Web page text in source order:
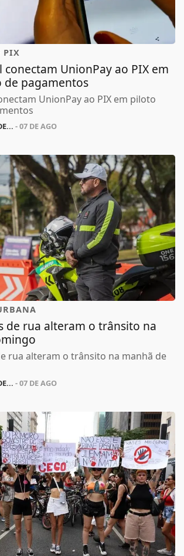
PIX
conectam UnionPay ao PIX em
pagamentos
UnionPay ao PIX em piloto
- 07 DE AGO
de rua alteram o trânsito na
rua alteram o trânsito na manhã de
- 07 DE AGO